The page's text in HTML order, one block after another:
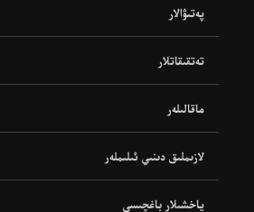
پەتىۋالار
تەتقىقاتلار
ماقالىلەر
لازىملىق دىنىي ئىلىملەر
ياخشىلار باغچىسى